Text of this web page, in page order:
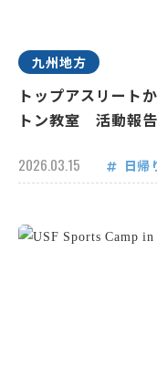
九州地方
トップアスリート
トン教室 活動報告
2026.03.15 日帰